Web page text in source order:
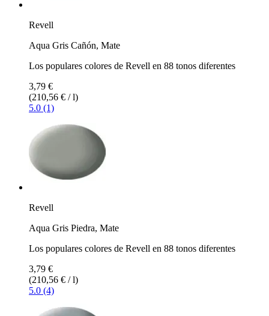
Revell
Aqua Gris Cañón, Mate
Los populares colores de Revell en 88 tonos diferentes
3,79 €
(210,56 € / l)
5.0 (1)
Revell
Aqua Gris Piedra, Mate
Los populares colores de Revell en 88 tonos diferentes
3,79 €
(210,56 € / l)
5.0 (4)